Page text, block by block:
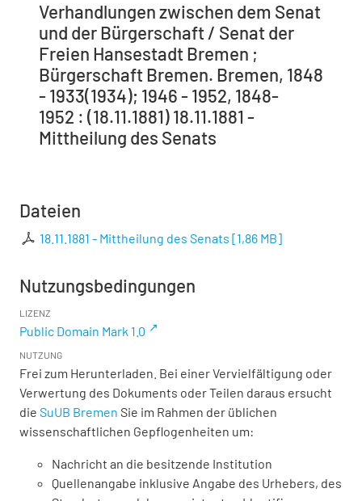
Verhandlungen zwischen dem Senat
und der Bürgerschaft / Senat der
Freien Hansestadt Bremen ;
Bürgerschaft Bremen. Bremen, 1848
- 1933(1934); 1946 - 1952, 1848-
1952 : (18.11.1881) 18.11.1881 -
Mittheilung des Senats
Dateien
18.11.1881 - Mittheilung des Senats [1,86 MB]
Nutzungsbedingungen
LIZENZ
Public Domain Mark 1.0
NUTZUNG
Frei zum Herunterladen. Bei einer Vervielfältigung oder
Verwertung des Dokuments oder Teilen daraus ersucht
die SuUB Bremen Sie im Rahmen der üblichen
wissenschaftlichen Gepflogenheiten um:
Nachricht an die besitzende Institution
Quellenangabe inklusive Angabe des Urhebers, des